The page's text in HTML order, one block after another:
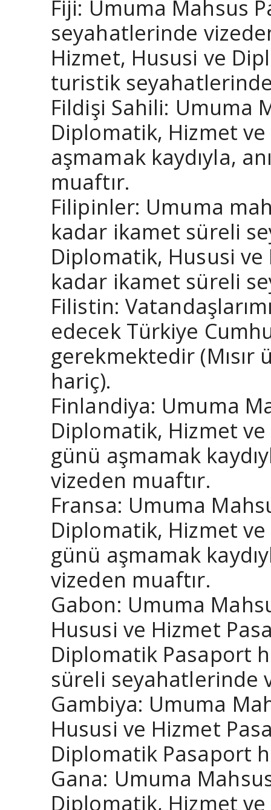
Fiji: Umuma Mahsus
seyahatlerinde
Hizmet, Hususi ve
turistik
Fildişi Sahili: Umuma
Diplomatik, Hizmet
aşmamak kaydıyla,
muaftır.
Filipinler: Umuma
kadar ikamet süreli
Diplomatik, Hususi
kadar ikamet süreli
Filistin:
edecek Türkiye
gerekmektedir (Mısır
hariç).
Finlandiya: Umuma
Diplomatik, Hizmet
günü aşmamak
vizeden muaftır.
Fransa: Umuma
Diplomatik, Hizmet
günü aşmamak
vizeden muaftır.
Gabon: Umuma
Hususi ve Hizmet
Diplomatik Pasaport
süreli seyahatlerinde
Gambiya: Umuma
Hususi ve Hizmet
Diplomatik Pasaport
Gana: Umuma
Diplomatik, Hizmet